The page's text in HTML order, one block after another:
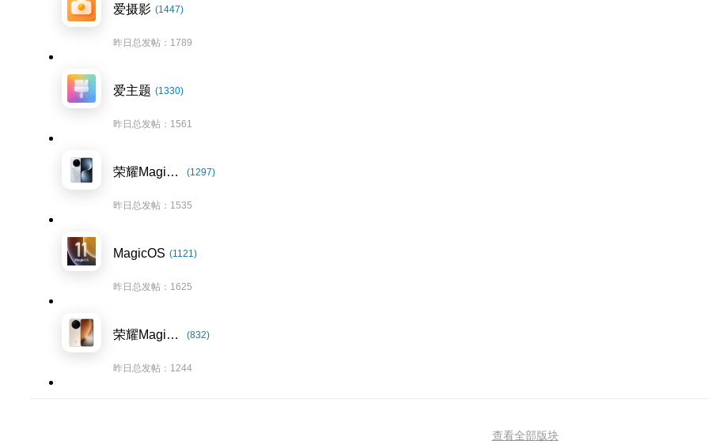
爱摄影 (1447)
昨日总发帖：1789
爱主题 (1330)
昨日总发帖：1561
荣耀Magic7系列 (1297)
昨日总发帖：1535
MagicOS (1121)
昨日总发帖：1625
荣耀Magic8系列 (832)
昨日总发帖：1244
查看全部版块